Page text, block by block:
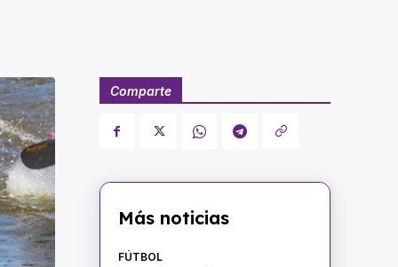
Comparte
Más noticias
FÚTBOL